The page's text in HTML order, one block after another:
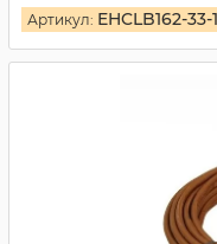
Артикул: EHCLB162-33-